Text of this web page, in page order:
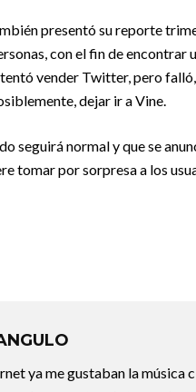
presentó su reporte
con el fin de
vender Twitter, pero
dejar ir a Vine.
seguirá normal y que se
tomar por sorpresa a los
ya me gustaban la música